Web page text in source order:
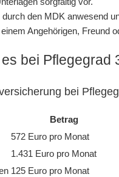
den MDK anwesend
Angehörigen, Freund
bei Pflegegrad
bei
Betrag
572 Euro pro Monat
1.431 Euro pro Monat
125 Euro pro Monat